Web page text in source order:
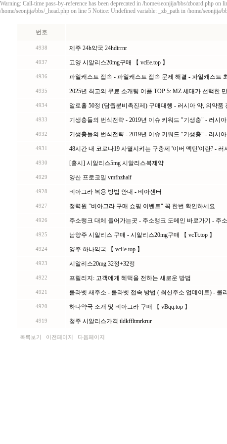
Warning: Call-time pass-by-reference has been deprecated in /home/seonjija/bbs/zboard.php
/home/seonjija/bbs/_head.php on line 5 Notice: Undefined variable: _zb_path in /home/
번호
4938 제주 24h약국 24hdirrnr
4937 고양 시알리스20mg구매 【 vcEe.top 】
4936 파일캐스트 접속 - 파일캐스트 접속 문제 해결 - 파일캐스트
4935 2025년 최고의 무료 소개팅 어플 TOP 5: MZ 세대가 선택한
4934 알로홀 50정 (담즙분비촉진제) 구매대행 - 러시아 약, 의약품
4933 기생충들의 번식전략 - 2019년 이슈 키워드 "기생충" - 러시
4932 기생충들의 번식전략 - 2019년 이슈 키워드 "기생충" - 러시
4931 48시간 내 코로나19 사멸시키는 구충제 '이버 멕틴'이란? - 러
4930 [흥시] 시알리스5mg 시알리스복제약
4929 양산 프로코밀 vmfhzhalf
4928 비아그라 복용 방법 안내 - 비아센터
4927 정력원 "비아그라 구매 쇼핑 이벤트" 꼭 한번 확인하세요
4926 주소랭크 대체 들어가는곳 - 주소랭크 도메인 바로가기 - 주
4925 남양주 시알리스 구매 - 시알리스20mg구매 【 vcTt.top 】
4924 양주 하나약국 【 vcEe.top 】
4923 시알리스20mg 32정+32정
4922 프릴리지: 고객에게 혜택을 전하는 새로운 방법
4921 룰라벳 새주소 - 룰라벳 접속 방법 ( 최신주소 업데이트) - 룰
4920 하나약국 소개 및 비아그라 구매 【 vBqq.top 】
4919 청주 시알리스가격 tldkffltmrkrur
목록보기 이전페이지 다음페이지